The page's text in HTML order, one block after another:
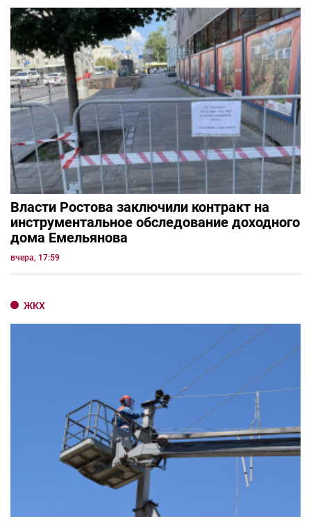
Власти Ростова заключили контракт на
инструментальное обследование доходного
дома Емельянова
вчера, 17:59
ЖКХ